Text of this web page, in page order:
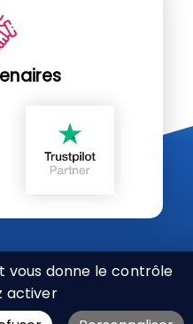
vous donne le contrôle
activer